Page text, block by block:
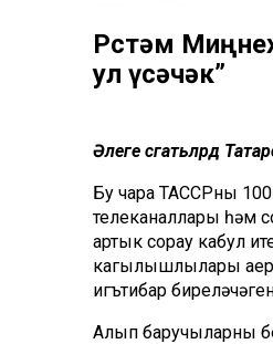
Рөстәм
ул үсәчәк”
Әлеге сәгатьләрдә
Бу чара ТАССРның
телеканаллары һәм
артык сорау кабул
кагылышлылары
игътибар
Алып баручыларның